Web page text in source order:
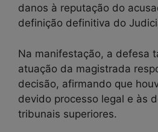
danos à reputação do
definição definitiva do
Na manifestação, a defesa
atuação da magistrada
decisão, afirmando que
devido processo legal e às
tribunais superiores.